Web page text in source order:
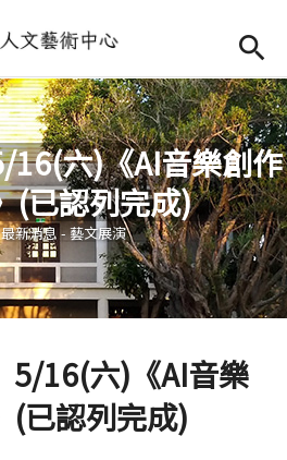
Open
Open
16(六)《AI音樂創作
(已認列完成)
在這裡
最新消息-藝文展演
5/16(六)《AI音樂
(已認列完成)